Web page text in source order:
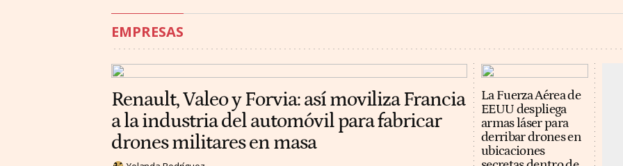
EMPRESAS
Renault, Valeo y Forvia: así moviliza Francia
a la industria del automóvil para fabricar
drones militares en masa
La Fuerza Aérea de
EEUU despliega
armas láser para
derribar drones en
ubicaciones